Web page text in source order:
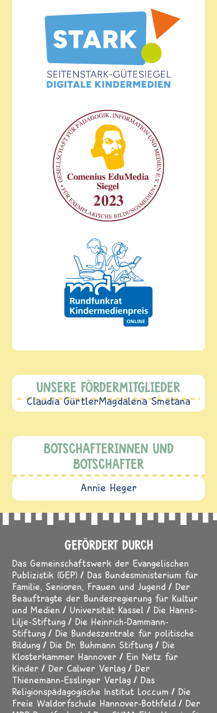
UNSERE FÖRDERMITGLIEDER
Claudia GürtlerMagdalena Smetana
BOTSCHAFTERINNEN UND
BOTSCHAFTER
Annie Heger
GEFÖRDERT DURCH
Das Gemeinschaftswerk der Evangelischen
Publizistik (GEP)
Das Bundesministerium für
Familie, Senioren, Frauen und Jugend
Der
Beauftragte der Bundesregierung für Kultur
und Medien
Universität Kassel
Die Hanns-
Lilje-Stiftung
Die Heinrich-Dammann-
Stiftung
Die Bundeszentrale für politische
Bildung
Die Dr. Buhmann Stiftung
Die
Klosterkammer Hannover
Ein Netz für
Kinder
Der Calwer Verlag
Der
Thienemann-Esslinger Verlag
Das
Religionspädagogische Institut Loccum
Die
Freie Waldorfschule Hannover-Bothfeld
Der